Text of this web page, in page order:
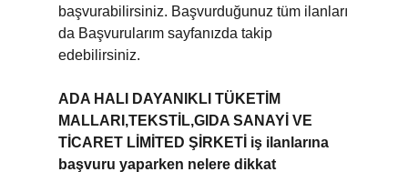
başvurabilirsiniz. Başvurduğunuz tüm ilanları
da Başvurularım sayfanızda takip
edebilirsiniz.
ADA HALI DAYANIKLI TÜKETİM
MALLARI,TEKSTİL,GIDA SANAYİ VE
TİCARET LİMİTED ŞİRKETİ iş ilanlarına
başvuru yaparken nelere dikkat